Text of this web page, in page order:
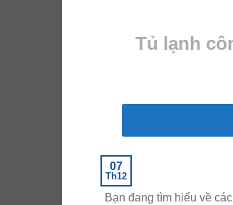
Tủ lạnh
07
Th12
Bạn đang tìm hiểu về